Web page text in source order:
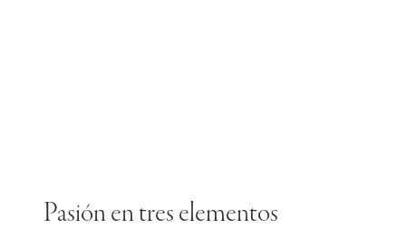
Pasión en tres elementos